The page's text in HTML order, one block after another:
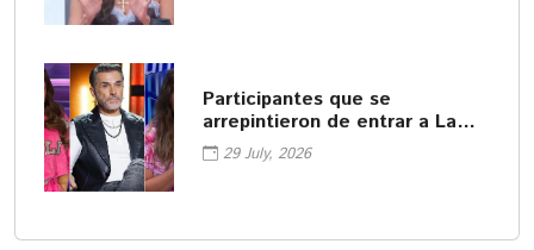
Participantes que se
arrepintieron de entrar a La
Casa de los Famosos
29 July, 2026